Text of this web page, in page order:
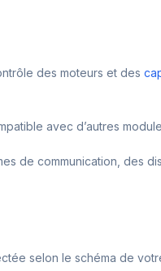
des moteurs et des
avec d’autres
de communication, des
selon le schéma de